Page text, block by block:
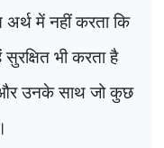
अर्थ में नहीं करता कि
भी करता है
और उनके साथ जो कुछ